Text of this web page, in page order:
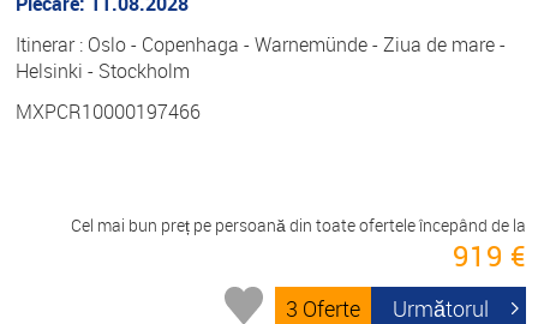
Itinerar : Oslo - Copenhaga - Warnemünde - Ziua de mare -
Helsinki - Stockholm
MXPCR10000197466
Cel mai bun preț pe persoană din toate ofertele începând de la
919 €
3 Oferte Următorul